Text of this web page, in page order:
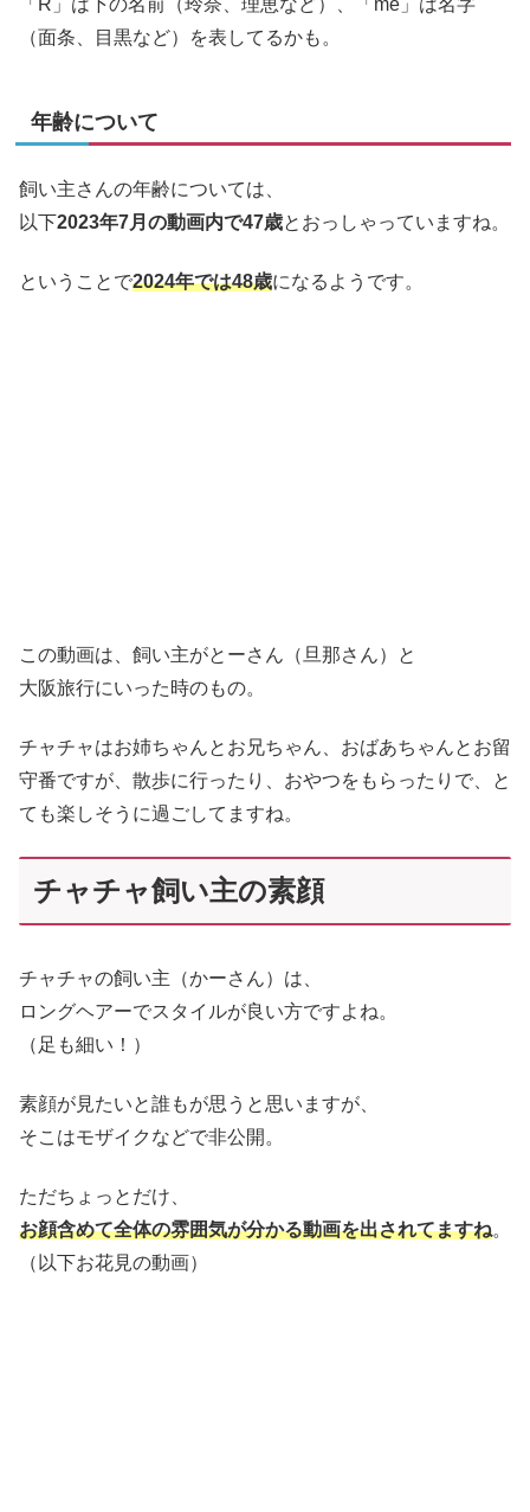
「R」は下の名前（玲奈、理恵など）、「me」は名字
（面条、目黒など）を表してるかも。
年齢について
飼い主さんの年齢については、
以下2023年7月の動画内で47歳とおっしゃっていますね。
ということで2024年では48歳になるようです。
この動画は、飼い主がとーさん（旦那さん）と
大阪旅行にいった時のもの。
チャチャはお姉ちゃんとお兄ちゃん、おばあちゃんとお留
守番ですが、散歩に行ったり、おやつをもらったりで、と
ても楽しそうに過ごしてますね。
チャチャ飼い主の素顔
チャチャの飼い主（かーさん）は、
ロングヘアーでスタイルが良い方ですよね。
（足も細い！）
素顔が見たいと誰もが思うと思いますが、
そこはモザイクなどで非公開。
ただちょっとだけ、
お顔含めて全体の雰囲気が分かる動画を出されてますね。
（以下お花見の動画）